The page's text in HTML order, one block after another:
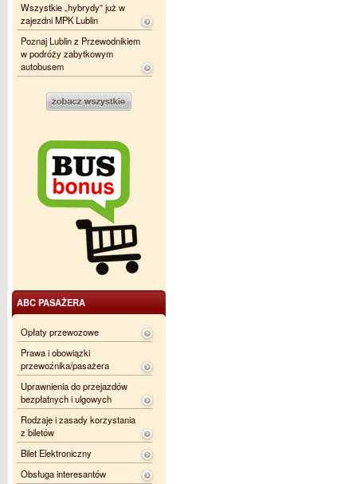
Wszystkie „hybrydy” już w
zajezdni MPK Lublin
Poznaj Lublin z Przewodnikiem
w podróży zabytkowym
autobusem
ABC PASAŻERA
Opłaty przewozowe
Prawa i obowiązki
przewoźnika/pasażera
Uprawnienia do przejazdów
bezpłatnych i ulgowych
Rodzaje i zasady korzystania
z biletów
Bilet Elektroniczny
Obsługa interesantów